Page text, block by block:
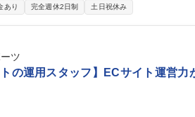
両発注、車両管理全般 など ■庶務関連業務：慶
あり 完全週休2日制 土日祝休み
ツ
の運用スタッフ】ECサイト運営力